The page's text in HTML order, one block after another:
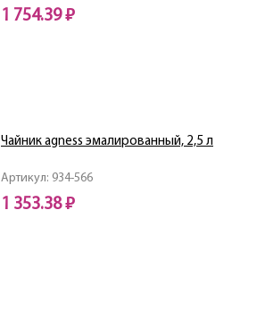
1 754.39 ₽
Артикул: 934-566
Чайник agness эмалированный, 2,5 л
1 353.38 ₽